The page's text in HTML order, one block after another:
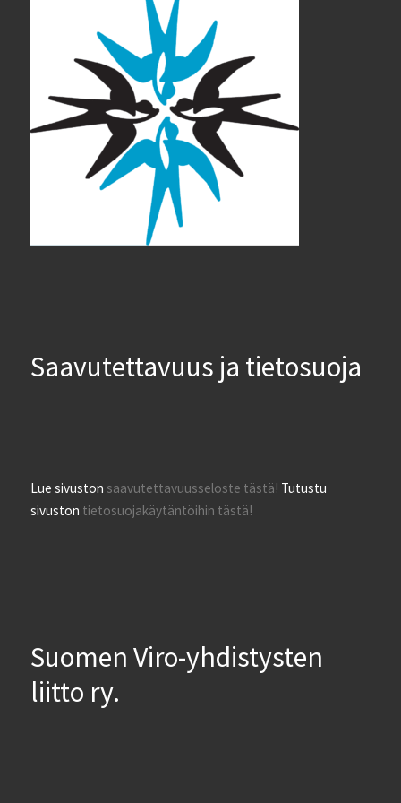
Saavutettavuus ja tietosuoja
Lue sivustonsaavutettavuusseloste tästä! Tutustu
sivuston tietosuojakäytäntöihin tästä!
Suomen Viro-yhdistysten
liitto ry.